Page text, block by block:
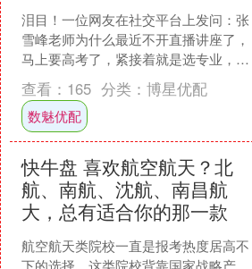
泪目！一位网友在社交平台上发问：张
雪峰老师为什么最近不开直播讲座了，
马上要高考了，紧接着就是选专业，好
焦虑….. 看完这段话，周少不禁感慨，此
刻张雪峰的含金量还....
查看： 165 分类： 博星优配
数魅优配
快牛盘 喜欢航空航天？北
航、南航、沈航、南昌航
大，总有适合你的那一款
航空航天类院校一直是报考热度居高不
下的选择。这类院校背靠国家战略产